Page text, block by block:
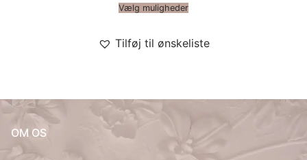
Vælg muligheder
Tilføj til ønskeliste
OM OS